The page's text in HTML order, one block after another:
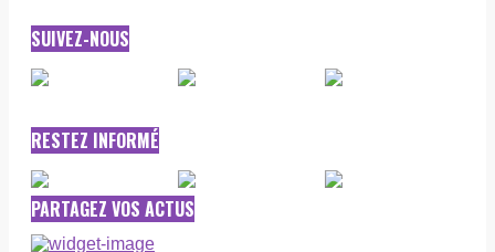
SUIVEZ-NOUS
RESTEZ INFORMÉ
PARTAGEZ VOS ACTUS